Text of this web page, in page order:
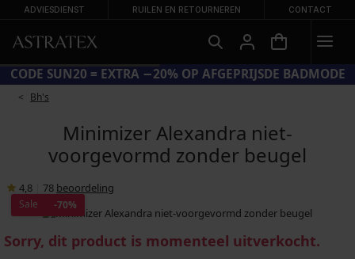
ADVIESDIENST RUILEN EN RETOURNEREN CONTACT
CODE SUN20 = EXTRA −20% OP AFGEPRIJSDE BADMODE
Bh's
Minimizer Alexandra niet-
voorgevormd zonder beugel
4,8 78 beoordeling
Sale -70%
Sorry, dit product is momenteel uitverkocht.